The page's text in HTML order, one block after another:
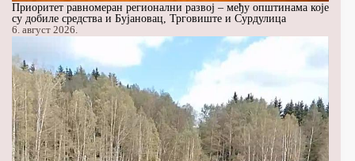
Приоритет равномеран регионални развој – међу општинама које
су добиле средства и Бујановац, Трговиште и Сурдулица
6. август 2026.